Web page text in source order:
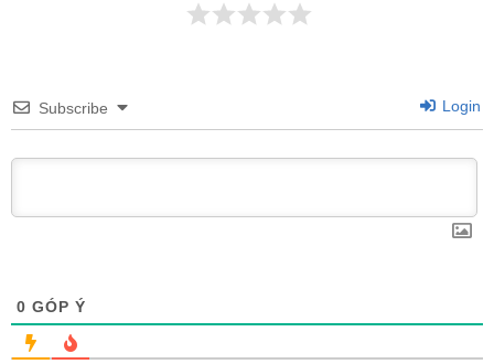
Subscribe Login
0 GÓP Ý